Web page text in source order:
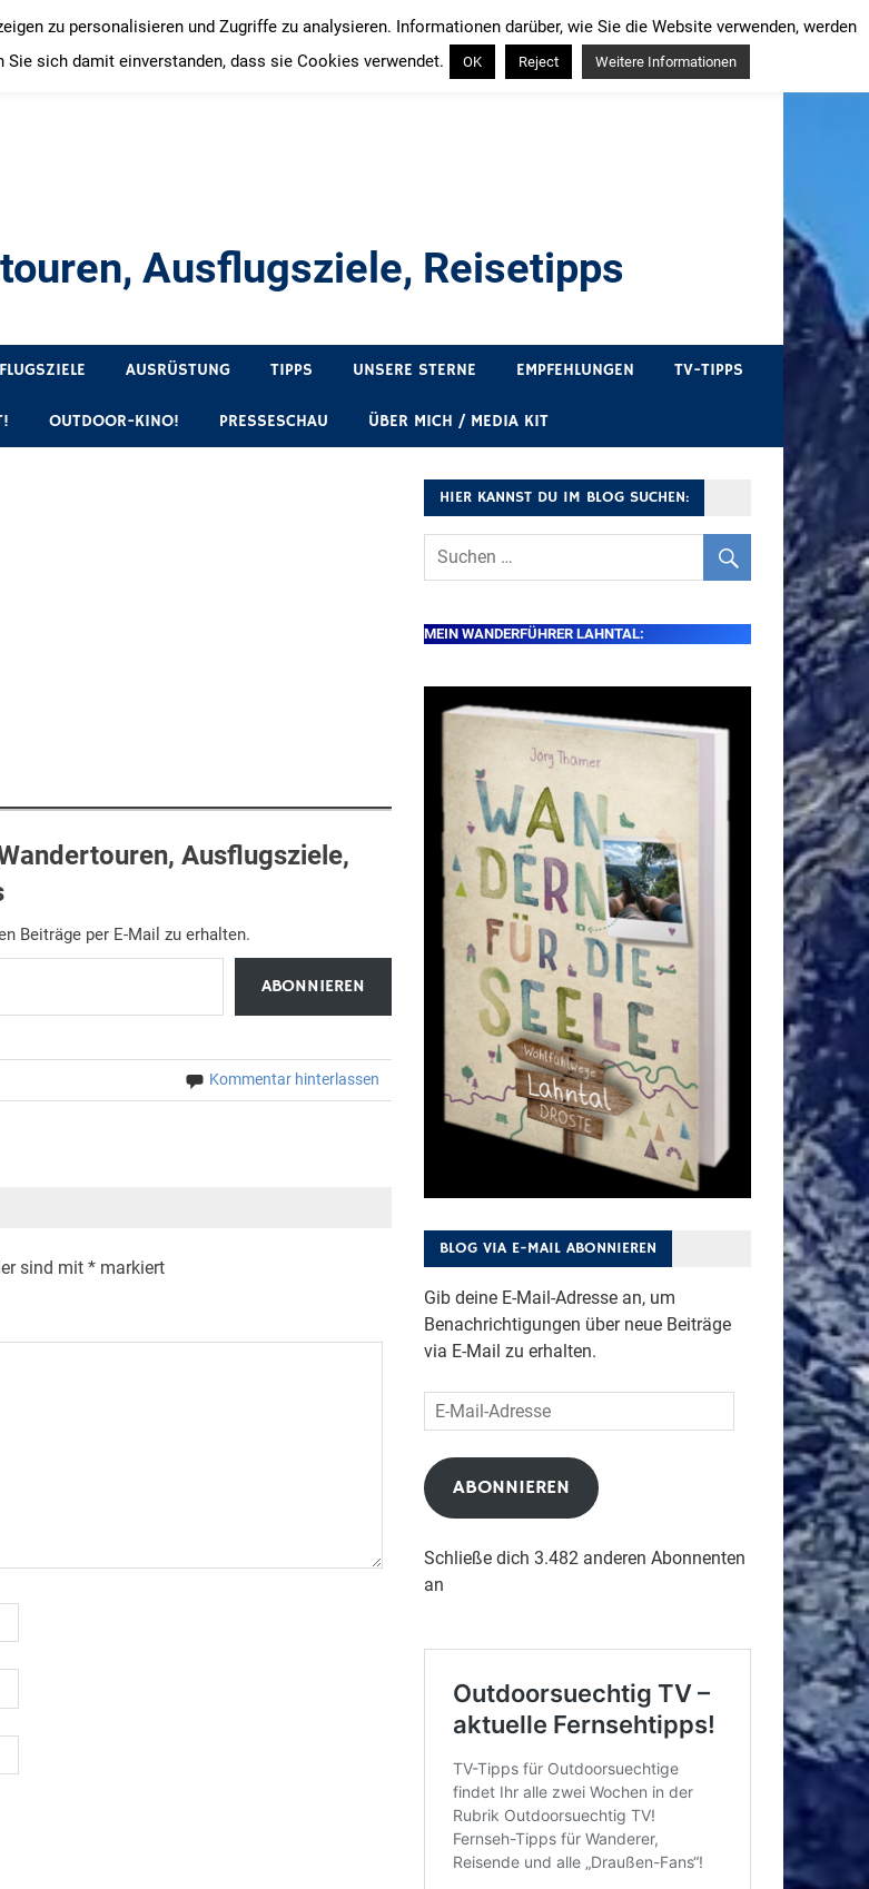
Ausflugsziele, Reisetipps
AUSRÜSTUNG TIPPS UNSERE STERNE EMPFEHLUNGEN TV-TIPPS
OUTDOOR-KINO! PRESSESCHAU ÜBER MICH / MEDIA KIT
Ausflugsziele,
Beiträge per E-Mail zu erhalten.
ABONNIEREN
Kommentar hinterlassen
sind mit *markiert
HIER KANNST DU IM BLOG SUCHEN:
MEIN WANDERFÜHRER LAHNTAL:
BLOG VIA E-MAIL ABONNIEREN
Gib deine E-Mail-Adresse an, um
Benachrichtigungen über neue Beiträge
via E-Mail zu erhalten.
E-
Mail-
Adresse
ABONNIEREN
Schließe dich 3.482 anderen Abonnenten
an
zu personalisieren und Zugriffe zu analysieren. Informationen darüber, wie Sie die Website verwenden, werden
sich damit einverstanden, dass sie Cookies verwendet.
OK Reject Weitere Informationen